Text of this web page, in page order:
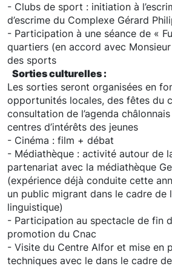
- Clubs de sport : initiation à
d’escrime du Complexe Gérard
- Participation à une séance de «
quartiers (en accord avec
des sports
Sorties culturelles :
Les sorties seront organisées en
opportunités locales, des fêtes du
consultation de l’agenda
centres d’intérêts des jeunes
- Cinéma : film + débat
- Médiathèque : activité autour de
partenariat avec la médiathèque
(expérience déjà conduite cette
un public migrant dans le cadre de
linguistique)
- Participation au spectacle de fin
promotion du Cnac
- Visite du Centre Alfor et mise en
techniques avec le dans le cadre